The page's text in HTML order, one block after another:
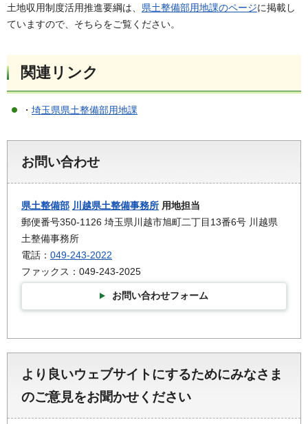
土地収用制度活用推進要綱は、 県土整備部用地課のページに掲載し
ていますので、そちらをご覧ください。
関連リンク
・ 埼玉県県土整備部用地課
お問い合わせ
県土整備部 川越県土整備事務所 用地担当
郵便番号350-1126 埼玉県川越市旭町二丁目13番6号 川越県
土整備事務所
電話： 049-243-2022
ファックス：049-243-2025
お問い合わせフォーム
より良いウェブサイトにするためにみなさま
のご意見をお聞かせください